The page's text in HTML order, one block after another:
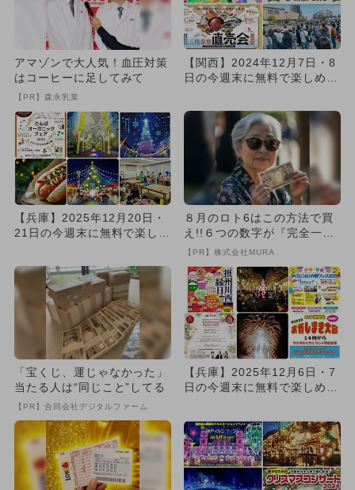
アマゾンで大人気！血圧対策
はコーヒーに足してみて
【PR】森永乳業
【関西】2024年12月7日・8
日の今週末に無料で楽しめる
【兵庫】2025年12月20日・
21日の今週末に無料で楽しめ
８月のロト6はこの方法で買
え!!６つの数字が『完全一
致』する方法
【PR】株式会社MURA
「宝くじ、運じゃなかった」
当たる人は“同じこと”してる
【PR】合同会社デジタルファーム
【兵庫】2025年12月6日・7
日の今週末に無料で楽しめる